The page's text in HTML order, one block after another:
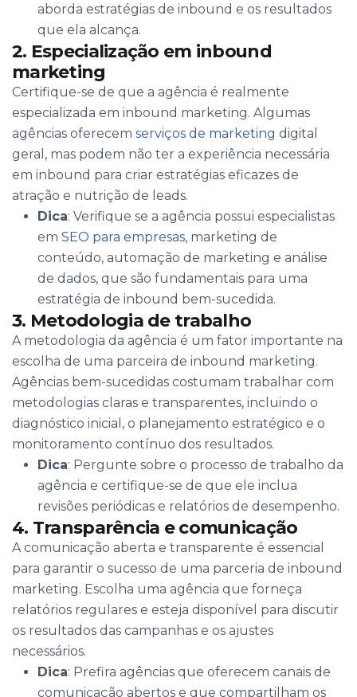
aborda estratégias de inbound e os resultados
que ela alcança.
2. Especialização em inbound
marketing
Certifique-se de que a agência é realmente
especializada em inbound marketing. Algumas
agências oferecem serviços de marketing digital
geral, mas podem não ter a experiência necessária
em inbound para criar estratégias eficazes de
atração e nutrição de leads.
Dica: Verifique se a agência possui especialistas
em SEO para empresas, marketing de
conteúdo, automação de marketing e análise
de dados, que são fundamentais para uma
estratégia de inbound bem-sucedida.
3. Metodologia de trabalho
A metodologia da agência é um fator importante na
escolha de uma parceira de inbound marketing.
Agências bem-sucedidas costumam trabalhar com
metodologias claras e transparentes, incluindo o
diagnóstico inicial, o planejamento estratégico e o
monitoramento contínuo dos resultados.
Dica: Pergunte sobre o processo de trabalho da
agência e certifique-se de que ele inclua
revisões periódicas e relatórios de desempenho.
4. Transparência e comunicação
A comunicação aberta e transparente é essencial
para garantir o sucesso de uma parceria de inbound
marketing. Escolha uma agência que forneça
relatórios regulares e esteja disponível para discutir
os resultados das campanhas e os ajustes
necessários.
Dica: Prefira agências que oferecem canais de
comunicação abertos e que compartilham os